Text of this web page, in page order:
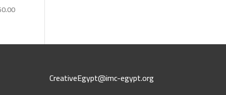
CreativeEgypt@imc-egypt.org